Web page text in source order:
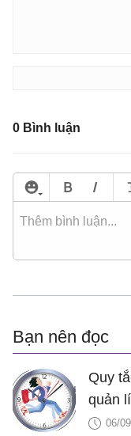
0 Bình luận
Bạn nên đọc
Quy
quản
06/09